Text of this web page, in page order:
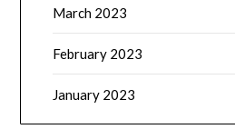
March 2023
February 2023
January 2023